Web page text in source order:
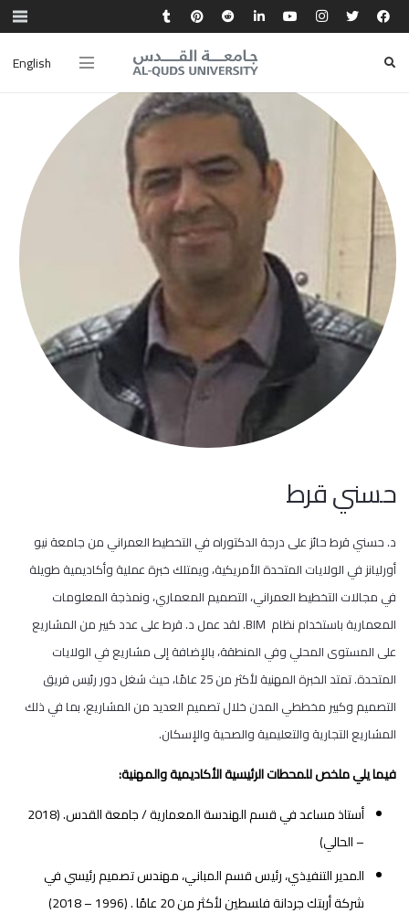
English
حسني قرط
د. حسني قرط حائز على درجة الدكتوراه في التخطيط العمراني من جامعة نيو
أورليانز في الولايات المتحدة الأمريكية، ويمتلك خبرة عملية وأكاديمية طويلة
في مجالات التخطيط العمراني، التصميم المعماري، ونمذجة المعلومات
المعمارية باستخدام نظام BIM. لقد عمل د. قرط على عدد كبير من المشاريع
على المستوى المحلي وفي المنطقة، بالإضافة إلى مشاريع في الولايات
المتحدة. تمتد الخبرة المهنية لأكثر من 25 عامًا، حيث شغل دور رئيس فريق
التصميم وكبير مخططي المدن خلال تصميم العديد من المشاريع، بما في ذلك
المشاريع التجارية والتعليمية والصحية والإسكان.
فيما يلي ملخص للمحطات الرئيسية الأكاديمية والمهنية:
أستاذ مساعد في قسم الهندسة المعمارية / جامعة القدس. (2018
– الحالي)
المدير التنفيذي، رئيس قسم المباني، مهندس تصميم رئيسي في
شركة أربتك جردانة فلسطين لأكثر من 20 عامًا . (1996 – 2018)